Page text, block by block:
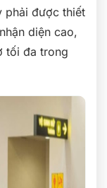
phải được thiết
diện cao,
tối đa trong